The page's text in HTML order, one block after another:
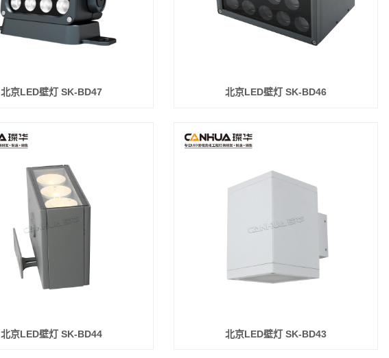
北京LED壁灯 SK-BD47 北京LED壁灯 SK-BD46
北京LED壁灯 SK-BD44 北京LED壁灯 SK-BD43